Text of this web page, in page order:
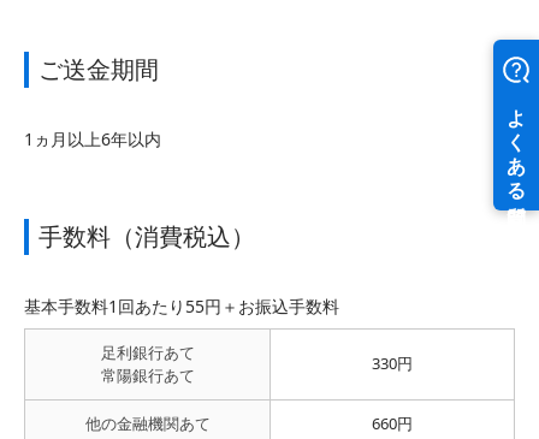
ご送金期間
1ヵ月以上6年以内
手数料（消費税込）
基本手数料1回あたり55円＋お振込手数料
足利銀行あて
常陽銀行あて
330円
他の金融機関あて 660円